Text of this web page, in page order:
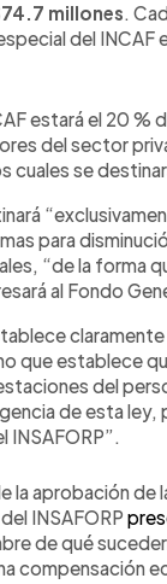
millones.
del INCAF
estará el 20 %
del sector
cuales se
para
“de la forma
al Fondo
que establece
del
de esta
la aprobación de
INSAFORP
de qué
compensación